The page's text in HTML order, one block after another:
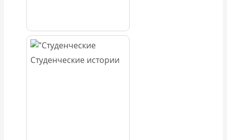
Студенческие истории